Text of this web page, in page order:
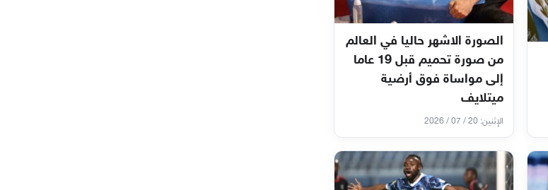
الصورة الاشهر حاليا في العالم
من صورة تحميم قبل 19 عاما
إلى مواساة فوق أرضية
ميتلايف
الإثنين: 20 / 07 / 2026